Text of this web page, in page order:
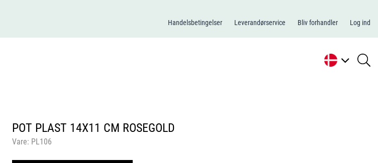
Handelsbetingelser Leverandørservice Bliv forhandler Log ind
POT PLAST 14X11 CM ROSEGOLD
Vare: PL106